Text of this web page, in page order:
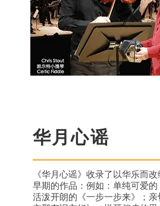
华月心谣
《华月心谣》收录了以华乐而
早期的作品：例如：单纯可爱
活泼开朗的《一步一步来》；